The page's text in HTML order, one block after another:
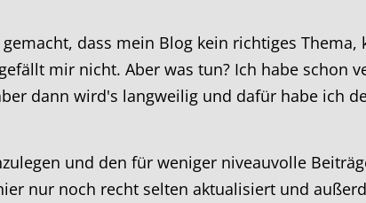
dass mein Blog kein richtiges Thema,
mir nicht. Aber was tun? Ich habe schon
dann wird's langweilig und dafür habe ich
und den für weniger niveauvolle
nur noch recht selten aktualisiert und